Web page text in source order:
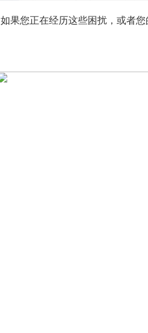
如果您正在经历这些困扰，或者